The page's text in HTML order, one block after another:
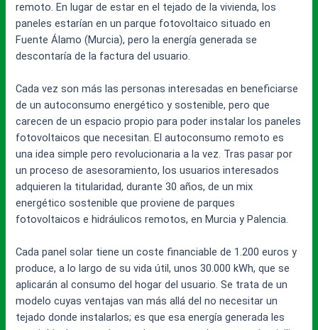
remoto. En lugar de estar en el tejado de la vivienda, los
paneles estarían en un parque fotovoltaico situado en
Fuente Álamo (Murcia), pero la energía generada se
descontaría de la factura del usuario.
Cada vez son más las personas interesadas en beneficiarse
de un autoconsumo energético y sostenible, pero que
carecen de un espacio propio para poder instalar los paneles
fotovoltaicos que necesitan. El autoconsumo remoto es
una idea simple pero revolucionaria a la vez. Tras pasar por
un proceso de asesoramiento, los usuarios interesados
adquieren la titularidad, durante 30 años, de un mix
energético sostenible que proviene de parques
fotovoltaicos e hidráulicos remotos, en Murcia y Palencia.
Cada panel solar tiene un coste financiable de 1.200 euros y
produce, a lo largo de su vida útil, unos 30.000 kWh, que se
aplicarán al consumo del hogar del usuario. Se trata de un
modelo cuyas ventajas van más allá del no necesitar un
tejado donde instalarlos; es que esa energía generada les